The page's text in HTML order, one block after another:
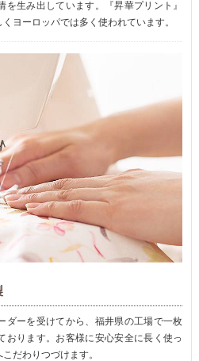
生み出しています。『昇華プリント』
ヨーロッパでは多く使われています。
ダーを受けてから、福井県の工場で一枚
おります。お客様に安心安全に長く使っ
だわりつづけます。